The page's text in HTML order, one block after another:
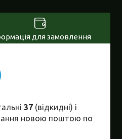
для замовлення
37 (відкидні) і
новою поштою по